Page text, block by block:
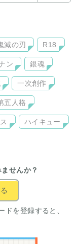
滅の刃 R18
ン 銀魂
一次創作
五人格
ハイキュー
せんか？
ドを登録すると、